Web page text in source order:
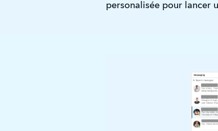
personalisée pour lancer